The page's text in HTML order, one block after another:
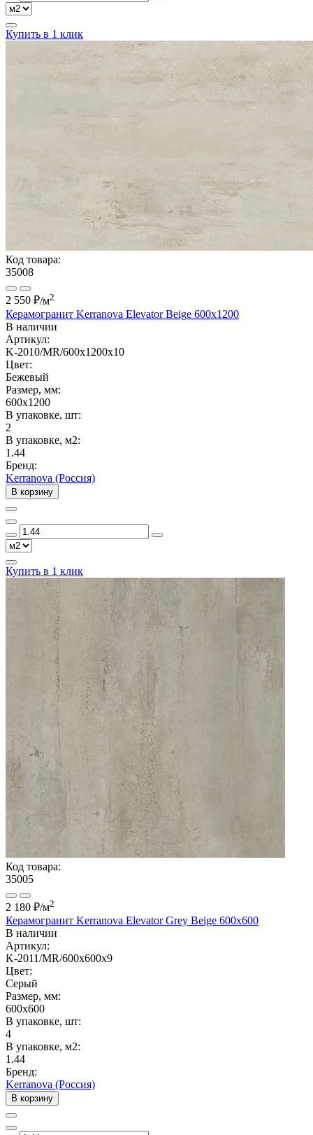
Купить в 1 клик
Код товара:
35008
2 550 ₽/м2
Керамогранит Kerranova Elevator Beige 600x1200
В наличии
Артикул:
K-2010/MR/600x1200x10
Цвет:
Бежевый
Размер, мм:
600x1200
В упаковке, шт:
2
В упаковке, м2:
1.44
Бренд:
Kerranova (Россия)
В корзину
Купить в 1 клик
Код товара:
35005
2 180 ₽/м2
Керамогранит Kerranova Elevator Grey Beige 600x600
В наличии
Артикул:
K-2011/MR/600x600x9
Цвет:
Серый
Размер, мм:
600x600
В упаковке, шт:
4
В упаковке, м2:
1.44
Бренд:
Kerranova (Россия)
В корзину